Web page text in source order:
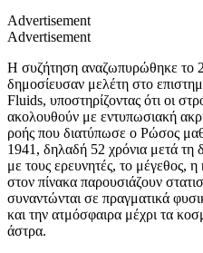
Advertisement
Advertisement
Η συζήτηση αναζωπυρώθηκε το
δημοσίευσαν μελέτη στο
Fluids, υποστηρίζοντας ότι οι
ακολουθούν με εντυπωσιακή
ροής που διατύπωσε ο Ρώσος
1941, δηλαδή 52 χρόνια μετά τη
με τους ερευνητές, το μέγεθος,
στον πίνακα παρουσιάζουν
συναντώνται σε πραγματικά
και την ατμόσφαιρα μέχρι τα
άστρα.